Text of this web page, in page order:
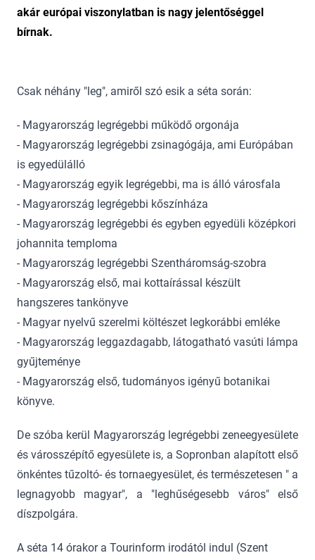
akár európai viszonylatban is nagy jelentőséggel
bírnak.
Csak néhány "leg", amiről szó esik a séta során:
- Magyarország legrégebbi működő orgonája
- Magyarország legrégebbi zsinagógája, ami Európában
is egyedülálló
- Magyarország egyik legrégebbi, ma is álló városfala
- Magyarország legrégebbi kőszínháza
- Magyarország legrégebbi és egyben egyedüli középkori
johannita temploma
- Magyarország legrégebbi Szentháromság-szobra
- Magyarország első, mai kottaírással készült
hangszeres tankönyve
- Magyar nyelvű szerelmi költészet legkorábbi emléke
- Magyarország leggazdagabb, látogatható vasúti lámpa
gyűjteménye
- Magyarország első, tudományos igényű botanikai
könyve.
De szóba kerül Magyarország legrégebbi zeneegyesülete
és városszépítő egyesülete is, a Sopronban alapított első
önkéntes tűzoltó- és tornaegyesület, és természetesen " a
legnagyobb magyar", a "leghűségesebb város" első
díszpolgára.
A séta 14 órakor a Tourinform irodától indul (Szent